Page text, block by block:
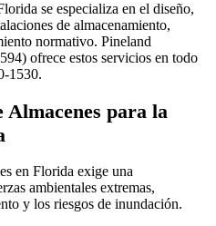
se especializa en el diseño,
de almacenamiento,
normativo. Pineland
ofrece estos servicios en todo
1530.
para la
en Florida exige una
ambientales extremas,
y los riesgos de inundación.